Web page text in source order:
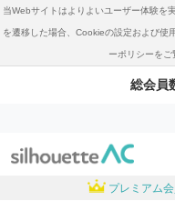
当Webサイトはよりよいユーザー体験を
を遷移した場合、Cookieの設定および使
ーポリシーをご
総会員
プレミアム